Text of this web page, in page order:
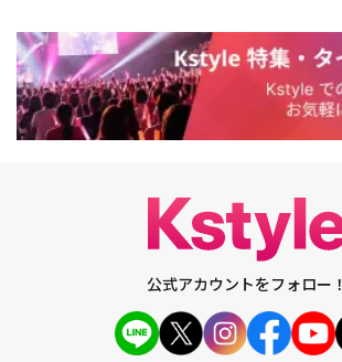
公式アカウントをフォロー！